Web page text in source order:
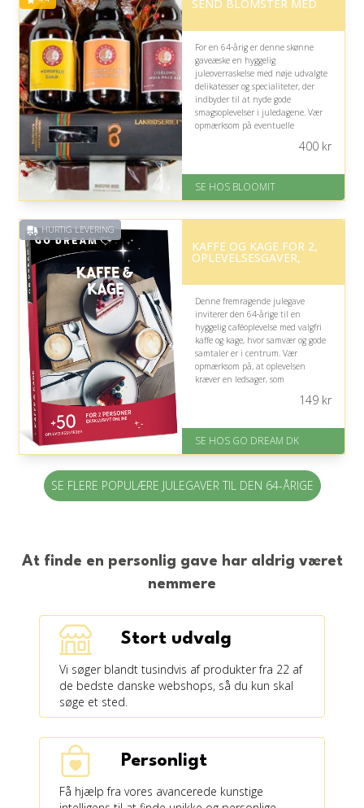
SEND BLOMSTER MED
For en 64-årig er denne skønne
gaveæske en hyggelig
juleoverraskelse med nøje udvalgte
delikatesser og specialiteter, der
indbyder til at nyde gode
smagsoplevelser i juledagene. Vær
opmærksom på eventuelle
modtageren ikke bryder sig om.
På lager
Levering: samme dag eller efter
Fremragende Trustpilot rating
400kr
SE HOS BLOOMIT
HURTIG LEVERING
KAFFE OG KAGE FOR 2,
OPLEVELSESGAVER,
Denne fremragende julegave
inviterer den 64-årige til en
hyggelig caféoplevelse med valgfri
kaffe og kage, hvor samvær og gode
samtaler er i centrum. Vær
opmærksom på, at oplevelsen
kræver en ledsager, som
På lager
Levering: E-gavekort kan leveres
149kr
SE HOS GO DREAM DK
SE FLERE POPULÆRE JULEGAVER TIL DEN 64-ÅRIGE
At finde en personlig gave har aldrig været
nemmere
Stort udvalg
Vi søger blandt tusindvis af produkter fra 22 af
de bedste danske webshops, så du kun skal
søge et sted.
Personligt
Få hjælp fra vores avancerede kunstige